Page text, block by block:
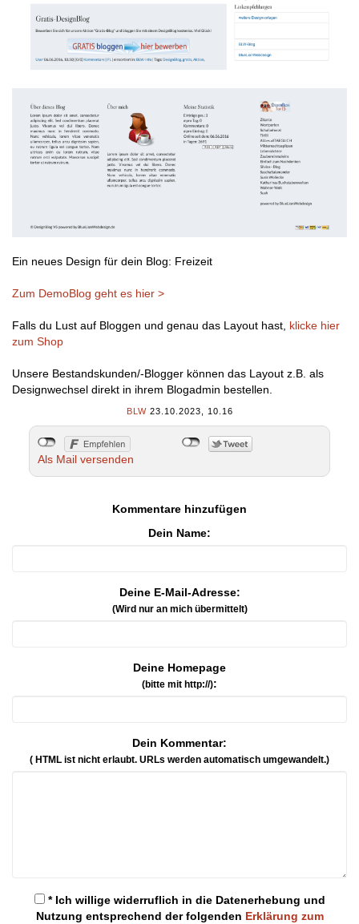
Ein neues Design für dein Blog: Freizeit
Zum DemoBlog geht es hier >
Falls du Lust auf Bloggen und genau das Layout hast, klicke hier
zum Shop
Unsere Bestandskunden/-Blogger können das Layout z.B. als
Designwechsel direkt in ihrem Blogadmin bestellen.
BLW23.10.2023, 10.16
Als Mail versenden
Kommentare hinzufügen
Dein Name:
Deine E-Mail-Adresse:
(Wird nur an mich übermittelt)
Deine Homepage
(bitte mit http://):
Dein Kommentar:
( HTML ist nicht erlaubt. URLs werden automatisch umgewandelt.)
* Ich willige widerruflich in die Datenerhebung und
Nutzung entsprechend der folgenden Erklärung zum